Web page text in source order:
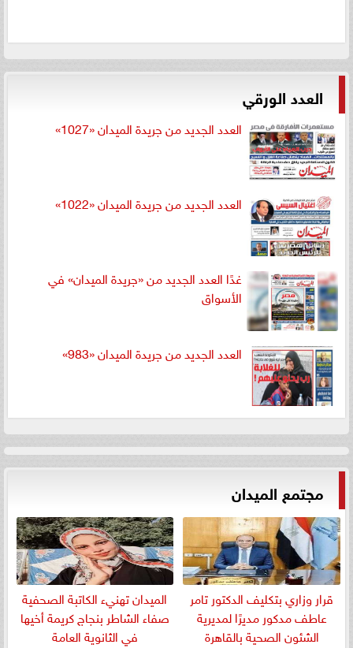
العدد الورقي
العدد الجديد من جريدة الميدان «1027»
العدد الجديد من جريدة الميدان «1022»
غدًا العدد الجديد من «جريدة الميدان» في
الأسواق
العدد الجديد من جريدة الميدان «983»
مجتمع الميدان
قرار وزاري بتكليف الدكتور تامر
عاطف مدكور مديرًا لمديرية
الشئون الصحية بالقاهرة
الميدان تهنيء الكاتبة الصحفية
صفاء الشاطر بنجاج كريمة أخيها
في الثانوية العامة